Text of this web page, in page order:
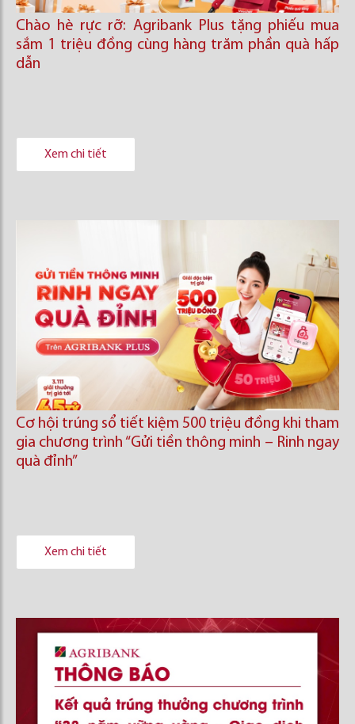
Chào hè rực rỡ: Agribank Plus tặng phiếu mua
sắm 1 triệu đồng cùng hàng trăm phần quà hấp
dẫn
Xem chi tiết
Cơ hội trúng sổ tiết kiệm 500 triệu đồng khi tham
gia chương trình “Gửi tiền thông minh – Rinh ngay
quà đỉnh”
Xem chi tiết